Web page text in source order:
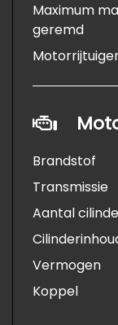
Maximum
geremd
Brandstof
Transmissie
Aantal
Vermogen
Koppel